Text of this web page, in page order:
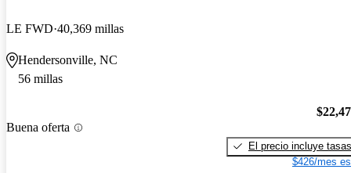
LE FWD 40,369 millas
Hendersonville, NC
56 millas
Buena oferta
El precio incluye tasas
$426/mes